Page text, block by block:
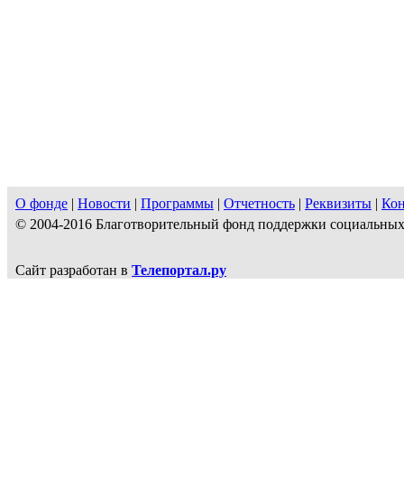
О фонде | Новости | Программы | Отчетность | Реквизиты |
© 2004-2016 Благотворительный фонд поддержки
Сайт разработан в Телепортал.ру